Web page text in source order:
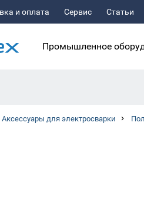
и оплата Сервис Статьи
Промышленное
Аксессуары для электросварки